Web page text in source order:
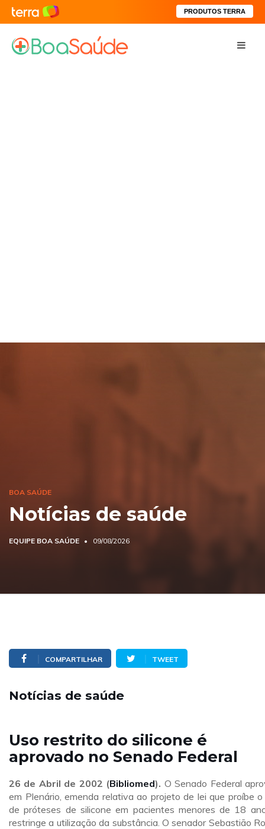
PRODUTOS TERRA
BOA SAÚDE
Notícias de saúde
EQUIPE BOA SAÚDE 09/08/2026
COMPARTILHAR TWEET
Notícias de saúde
Uso restrito do silicone é
aprovado no Senado Federal
26 de Abril de 2002 (Bibliomed). O Senado Federal
em Plenário, emenda relativa ao projeto de lei que proíbe o
de próteses de silicone em pacientes menores de 18
restringe a utilização da substância. O senador Sebastião